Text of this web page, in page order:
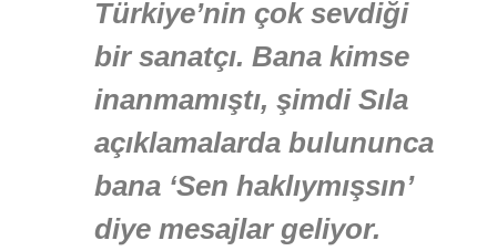
Türkiye’nin çok sevdiği
bir sanatçı. Bana kimse
inanmamıştı, şimdi Sıla
açıklamalarda bulununca
bana ‘Sen haklıymışsın’
diye mesajlar geliyor.